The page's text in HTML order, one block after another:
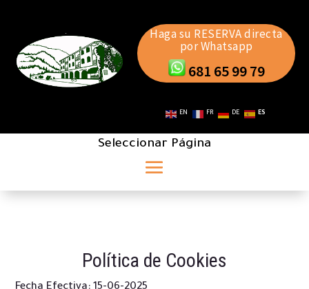
Haga su RESERVA directa
por Whatsapp
681 65 99 79
EN FR DE ES
Seleccionar Página
Política de Cookies